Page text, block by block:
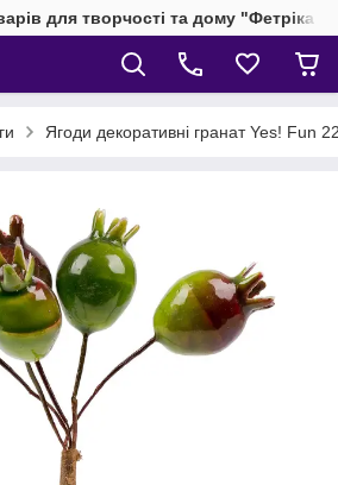
для творчості та дому "Фетріка"
Ягоди декоративні гранат Yes! Fun